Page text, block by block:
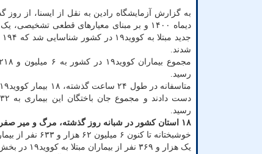
شدند.
رسید.
رسید.
۱۸ استان کشور در شبانه روز گذشته، مرگ و میر صفر و ۱۰ استان هم فقط یک مورد مرگ و میر بیماران کووید۱۹ داشته اند.
خوشبختانه تا کنون ۶ میلیون ۶۲ هزار و ۶۳۳ نفر از بیماران، بهبود یافته و یا از بیمارستانها ترخیص شده اند.
یک هزار و ۳۶۹ نفر از بیماران مبتلا به کووید۱۹ در بخش های مراقبت های ویژه بیمارستانها تحت مراقبت قرار دارند.